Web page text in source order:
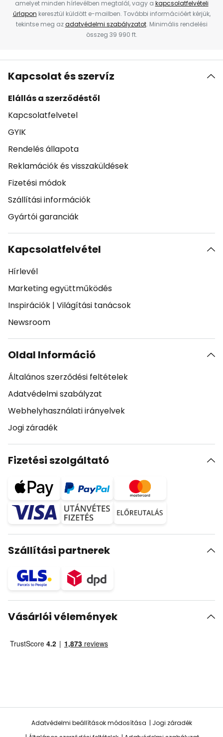
amelyet minden hírlevélben megtalál, vagy a kapcsolatfelvételi
űrlapon keresztül küldött e-mailben. További információért kérjük,
tekintse meg azadatvédelmi szabályzatot. Minimális rendelési
összeg 39 990 ft.
Kapcsolat és szervíz
Elállás a szerződéstől
Kapcsolatfelvetel
GYIK
Rendelés állapota
Reklamációk és visszaküldések
Fizetési módok
Szállítási információk
Gyártói garanciák
Kapcsolatfelvétel
Hírlevél
Marketing együttműködés
Inspirációk | Világítási tanácsok
Newsroom
Oldal Információ
Általános szerződési feltételek
Adatvédelmi szabályzat
Webhelyhasználati irányelvek
Jogi záradék
Fizetési szolgáltató
Szállítási partnerek
Vásárlói vélemények
Adatvédelmi beállítások módosítása
Jogi záradék